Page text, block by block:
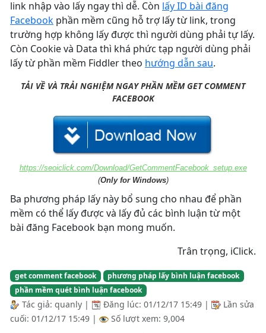
link nhập vào lấy ngay thì dễ. Còn lấy ID bài đăng
Facebook phần mềm cũng hỗ trợ lấy từ link, trong
trường hợp không lấy được thì người dùng phải tự lấy.
Còn Cookie và Data thì khá phức tạp người dùng phải
lấy từ phần mềm Fiddler theo hướng dẫn sau.
TẢI VỀ VÀ TRẢI NGHIỆM NGAY PHẦN MỀM GET COMMENT
FACEBOOK
https://seoiclick.com/Download/GetCommentFacebook_setup.exe
(Only for Windows)
Ba phương pháp lấy này bổ sung cho nhau để phần
mềm có thể lấy được và lấy đủ các bình luận từ một
bài đăng Facebook bạn mong muốn.
Trân trọng, iClick.
get comment facebook
phương pháp lấy bình luận facebook
phần mềm quét bình luận facebook
Tác giả: quanly | Đăng lúc: 01/12/17 15:49 |
Lần sửa
cuối: 01/12/17 15:49 | Số lượt xem: 9,004